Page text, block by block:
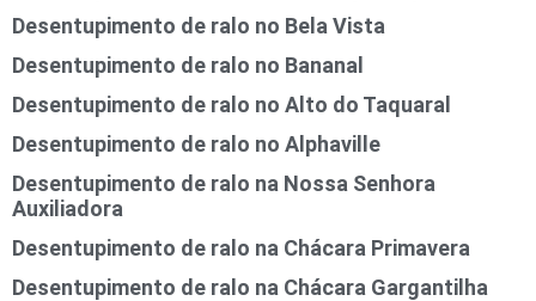
Desentupimento de ralo no Bela Vista
Desentupimento de ralo no Bananal
Desentupimento de ralo no Alto do Taquaral
Desentupimento de ralo no Alphaville
Desentupimento de ralo na Nossa Senhora
Auxiliadora
Desentupimento de ralo na Chácara Primavera
Desentupimento de ralo na Chácara Gargantilha